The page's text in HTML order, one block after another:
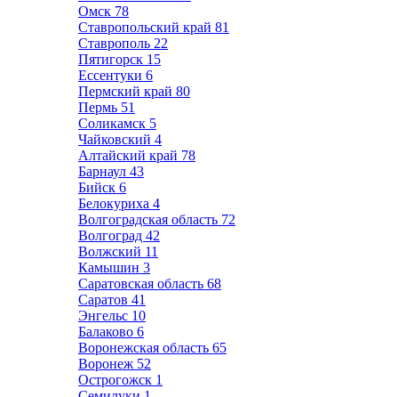
Омск 78
Ставропольский край 81
Ставрополь 22
Пятигорск 15
Ессентуки 6
Пермский край 80
Пермь 51
Соликамск 5
Чайковский 4
Алтайский край 78
Барнаул 43
Бийск 6
Белокуриха 4
Волгоградская область 72
Волгоград 42
Волжский 11
Камышин 3
Саратовская область 68
Саратов 41
Энгельс 10
Балаково 6
Воронежская область 65
Воронеж 52
Острогожск 1